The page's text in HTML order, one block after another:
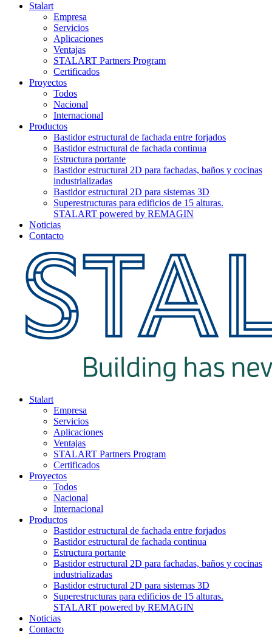
Stalart
Empresa
Servicios
Aplicaciones
Ventajas
STALART Partners Program
Certificados
Proyectos
Todos
Nacional
Internacional
Productos
Bastidor estructural de fachada entre forjados
Bastidor estructural de fachada continua
Estructura portante
Bastidor estructural 2D para fachadas, baños y cocinas
industrializadas
Bastidor estructural 2D para sistemas 3D
Superestructuras para edificios de 15 alturas.
STALART powered by REMAGIN
Noticias
Contacto
Stalart
Empresa
Servicios
Aplicaciones
Ventajas
STALART Partners Program
Certificados
Proyectos
Todos
Nacional
Internacional
Productos
Bastidor estructural de fachada entre forjados
Bastidor estructural de fachada continua
Estructura portante
Bastidor estructural 2D para fachadas, baños y cocinas
industrializadas
Bastidor estructural 2D para sistemas 3D
Superestructuras para edificios de 15 alturas.
STALART powered by REMAGIN
Noticias
Contacto